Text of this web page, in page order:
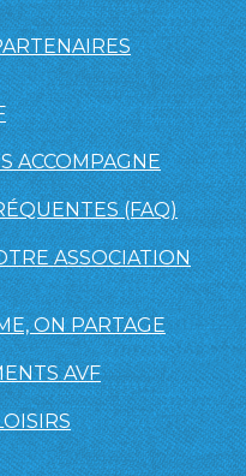
ACCOMPAGNE
(FAQ)
ASSOCIATION
ON PARTAGE
AVF